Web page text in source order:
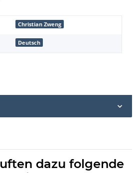
Christian Zweng
Deutsch
dazu folgende